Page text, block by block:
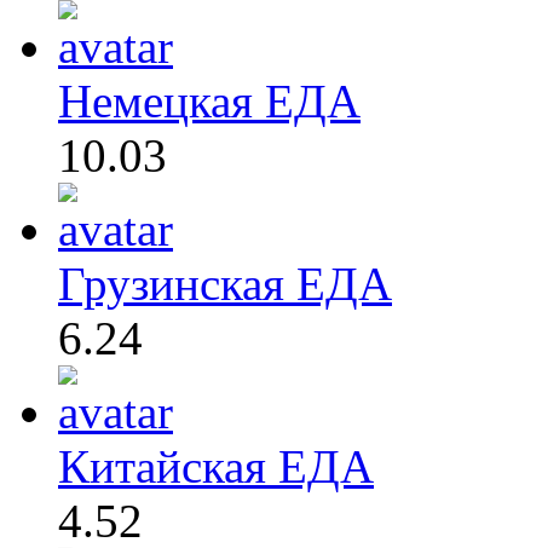
Немецкая ЕДА
10.03
Грузинская ЕДА
6.24
Китайская ЕДА
4.52